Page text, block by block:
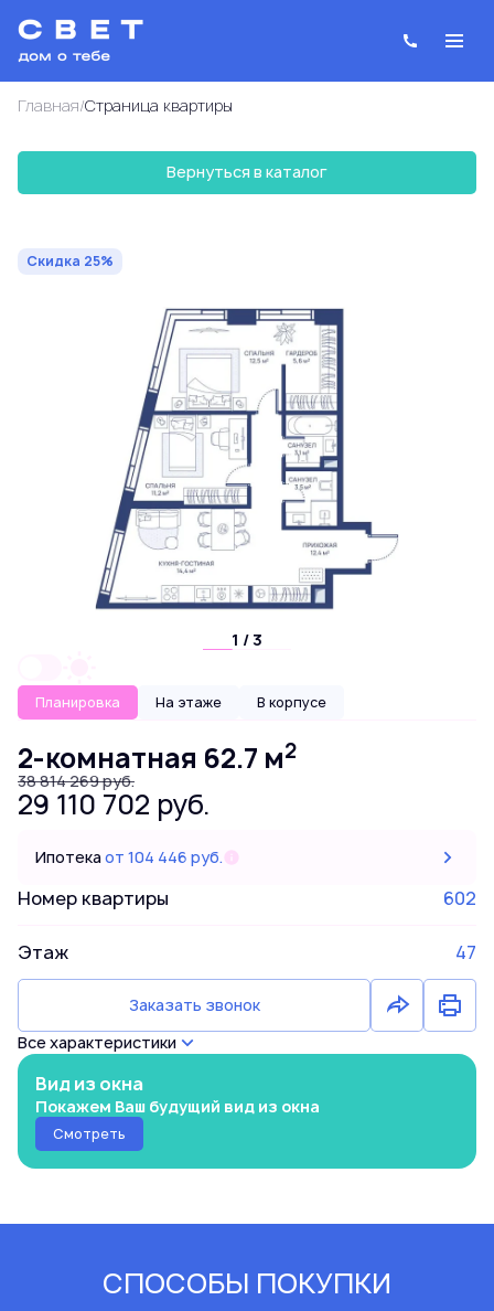
Главная/Cтраница квартиры
Вернуться в каталог
62.7 м2
38 814 269 руб.
Ипотекаот 104 446 руб.
Скидка 25%
1 / 3
Планировка На этаже В корпусе
2-комнатная 62.7 м2
38 814 269 руб.
29 110 702 руб.
Ипотекаот 104 446 руб.
Номер квартиры 602
Этаж 47
Заказать звонок
Все характеристики
Вид из окна
Покажем Ваш будущий вид из окна
Смотреть
СПОСОБЫ ПОКУПКИ